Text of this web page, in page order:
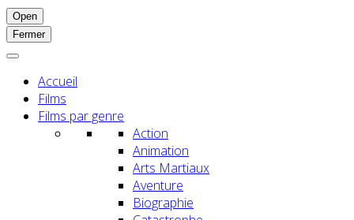
Open
Fermer
Accueil
Films
Films par genre
Action
Animation
Arts Martiaux
Aventure
Biographie